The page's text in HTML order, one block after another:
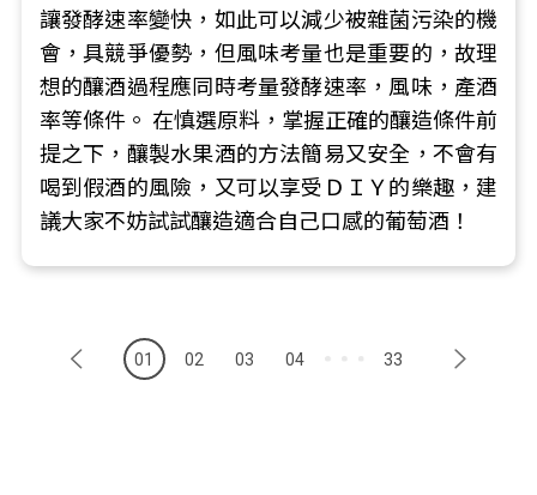
讓發酵速率變快，如此可以減少被雜菌污染的機
會，具競爭優勢，但風味考量也是重要的，故理
想的釀酒過程應同時考量發酵速率，風味，產酒
率等條件。 在慎選原料，掌握正確的釀造條件前
提之下，釀製水果酒的方法簡易又安全，不會有
喝到假酒的風險，又可以享受ＤＩＹ的樂趣，建
議大家不妨試試釀造適合自己口感的葡萄酒！
01 02 03 04 33